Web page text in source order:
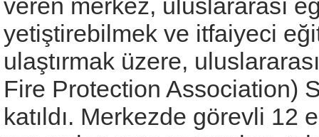
yetiştirebilmek ve itfaiyeci
ulaştırmak üzere,
Fire Protection Association)
katıldı. Merkezde görevli 12